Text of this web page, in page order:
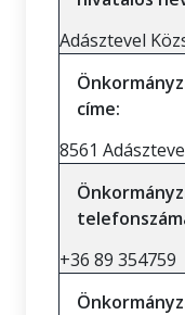
Adásztevel
címe:
8561
+36 89 354759